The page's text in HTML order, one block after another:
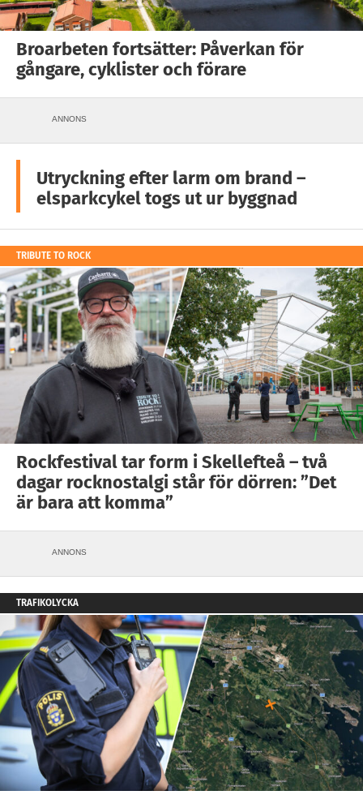
Broarbeten fortsätter: Påverkan för
gångare, cyklister och förare
ANNONS
Utryckning efter larm om brand –
elsparkcykel togs ut ur byggnad
TRIBUTE TO ROCK
Rockfestival tar form i Skellefteå – två
dagar rocknostalgi står för dörren: ”Det
är bara att komma”
ANNONS
TRAFIKOLYCKA